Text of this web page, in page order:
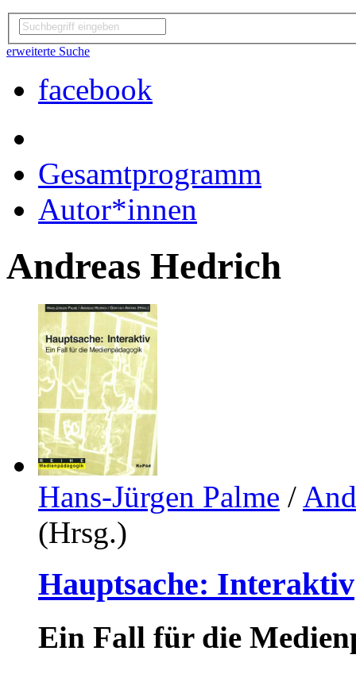
erweiterte Suche
facebook
Gesamtprogramm
Autor*innen
Andreas Hedrich
Hans-Jürgen Palme /
(Hrsg.)
Hauptsache: Interaktiv
Ein Fall für die